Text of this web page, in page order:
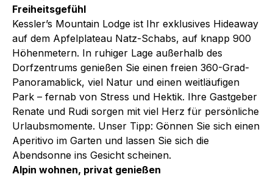
Freiheitsgefühl
Kessler’s Mountain Lodge ist Ihr exklusives Hideaway
auf dem Apfelplateau Natz-Schabs, auf knapp 900
Höhenmetern. In ruhiger Lage außerhalb des
Dorfzentrums genießen Sie einen freien 360-Grad-
Panoramablick, viel Natur und einen weitläufigen
Park – fernab von Stress und Hektik. Ihre Gastgeber
Renate und Rudi sorgen mit viel Herz für persönliche
Urlaubsmomente. Unser Tipp: Gönnen Sie sich einen
Aperitivo im Garten und lassen Sie sich die
Abendsonne ins Gesicht scheinen.
Alpin wohnen, privat genießen